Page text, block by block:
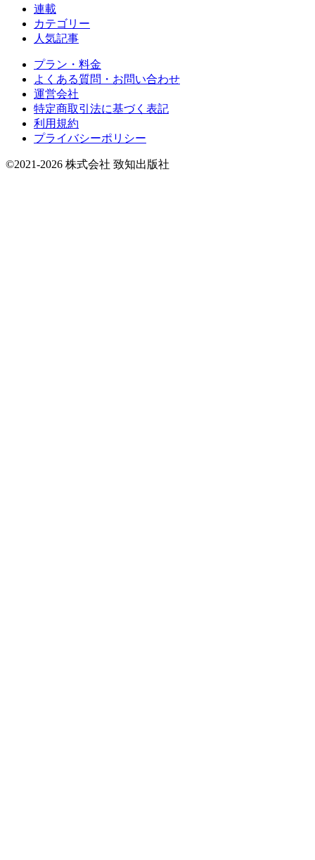
連載
カテゴリー
人気記事
プラン・料金
よくある質問・お問い合わせ
運営会社
特定商取引法に基づく表記
利用規約
プライバシーポリシー
©2021-2026 株式会社 致知出版社